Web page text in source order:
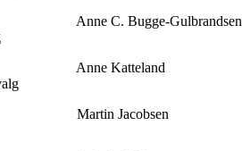
C. Bugge-
Anne
Martin